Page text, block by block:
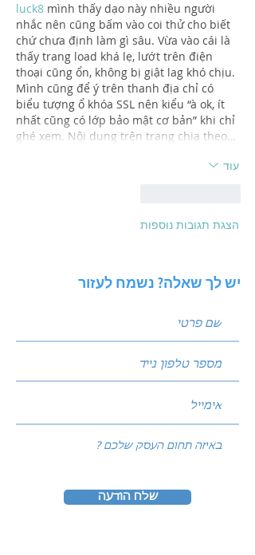
luck8 mình thấy dạo này nhiều người
nhắc nên cũng bấm vào coi thử cho biết
chứ chưa định làm gì sâu. Vừa vào cái là
thấy trang load khá lẹ, lướt trên điện
thoại cũng ổn, không bị giật lag khó chịu.
Mình cũng để ý trên thanh địa chỉ có
biểu tượng ổ khóa SSL nên kiểu “à ok, ít
nhất cũng có lớp bảo mật cơ bản” khi chỉ
ghé xem. Nội dung trên trang chia theo…
עוד
הצגת תגובות נוספות
יש לך שאלה? נשמח לעזור
שלח הודעה